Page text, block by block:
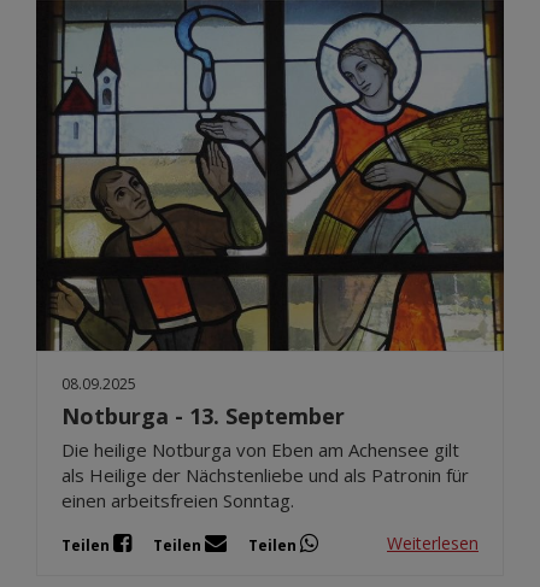
08.09.2025
Notburga - 13. September
Die heilige Notburga von Eben am Achensee gilt
als Heilige der Nächstenliebe und als Patronin für
einen arbeitsfreien Sonntag.
Teilen Teilen Teilen Weiterlesen